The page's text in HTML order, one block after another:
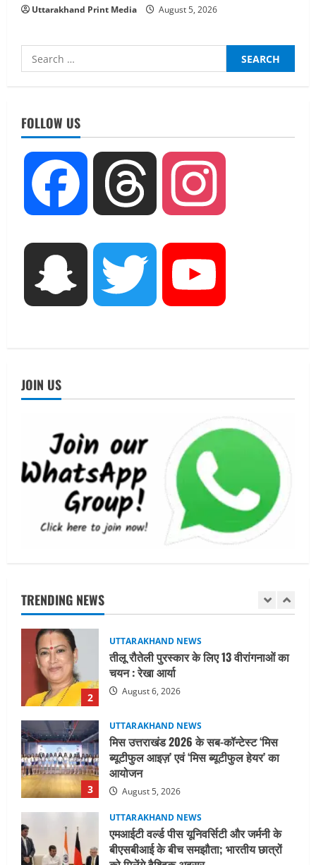
Uttarakhand Print Media August 5, 2026
Search
for:
FOLLOW US
Facebook Threads
Snapchat Twitter
JOIN US
TRENDING NEWS
2
चयन : रेखा आर्या
August 6, 2026
3
UTTARAKHAND NEWS
मिस उत्तराखंड 2026 के सब-कॉन्टेस्ट ‘मिस
ब्यूटीफुल आइज़’ एवं ‘मिस ब्यूटीफुल हेयर’ का
August 5, 2026
UTTARAKHAND NEWS
एमआईटी वर्ल्ड पीस यूनिवर्सिटी और जर्मनी के
बीएसबीआई के बीच समझौता; भारतीय छात्रों
शिष्टाचार भेंट पर्यटन और सांस्कृतिक
गतिविधियों के विस्तार पर हुई चर्चा
August 4, 2026
1
UTTARAKHAND NEWS
जिलाधिकारी/जिला निर्वाचन अधिकारी ने
सहसपुर विधानसभा क्षेत्र के पोलिंग बूथों का
निरीक्षण कर एसआईआर आपत्ति निस्तारण
शिविर की व्यवस्थाओं का लिया जायजा
August 6, 2026
2 August 6, 2026
3
UTTARAKHAND NEWS
मिस उत्तराखंड 2026 के सब-कॉन्टेस्ट ‘मिस
ब्यूटीफुल आइज़’ एवं ‘मिस ब्यूटीफुल हेयर’ का
आयोजन
4
UTTARAKHAND NEWS
एमआईटी वर्ल्ड पीस यूनिवर्सिटी और जर्मनी के
बीएसबीआई के बीच समझौता; भारतीय छात्रों
को मिलेंगे वैश्विक अवसर
STATES NEWS
महाराज की राजस्थान के मुख्यमंत्री से
शिष्टाचार भेंट पर्यटन और सांस्कृतिक